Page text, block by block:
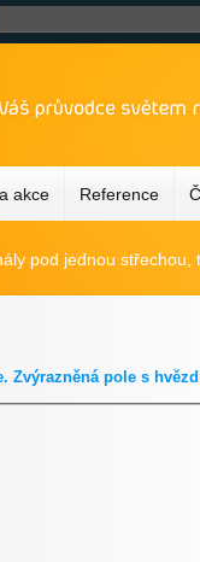
akce Reference
pod jednou střechou,
Zvýrazněná pole s